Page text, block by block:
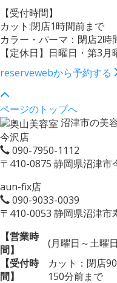
【受付時間】
カット:閉店1時間前まで
カラー・パーマ：閉店2時
【定休日】日曜日・第3月
reservewebから予約する
ページのトップへ
沼津市の美
今沢店
090-7950-1112
〒410-0875 静岡県沼津市
aun-fix店
090-9033-0039
〒410-0053 静岡県沼津市
【営業時
間】
(月曜日～土曜
【受付時
間】
カット：閉店
150分前まで